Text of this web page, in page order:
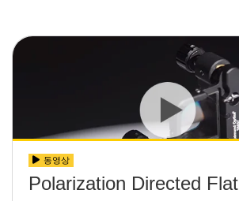
동영상
Polarization Directed Flat